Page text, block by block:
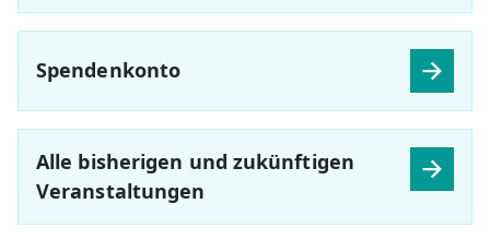
Spendenkonto
Alle bisherigen und zukünftigen
Veranstaltungen